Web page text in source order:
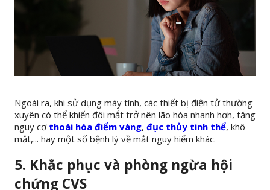
Ngoài ra, khi sử dụng máy tính, các thiết bị điện tử thường
xuyên có thể khiến đôi mắt trở nên lão hóa nhanh hơn, tăng
nguy cơ thoái hóa điểm vàng, đục thủy tinh thể, khô
mắt,... hay một số bệnh lý về mắt nguy hiểm khác.
5. Khắc phục và phòng ngừa hội
chứng CVS